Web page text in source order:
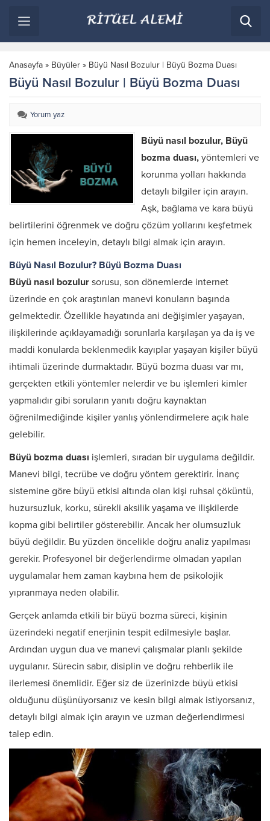
Anasayfa » Büyüler » Büyü Nasıl Bozulur | Büyü Bozma Duası
Büyü Nasıl Bozulur | Büyü Bozma Duası
Yorum yaz
Büyü nasıl bozulur, Büyü
bozma duası, yöntemleri ve
korunma yolları hakkında
detaylı bilgiler için arayın.
Aşk, bağlama ve kara büyü
belirtilerini öğrenmek ve doğru çözüm yollarını keşfetmek
için hemen inceleyin, detaylı bilgi almak için arayın.
Büyü Nasıl Bozulur? Büyü Bozma Duası
Büyü nasıl bozulur sorusu, son dönemlerde internet
üzerinde en çok araştırılan manevi konuların başında
gelmektedir. Özellikle hayatında ani değişimler yaşayan,
ilişkilerinde açıklayamadığı sorunlarla karşılaşan ya da iş ve
maddi konularda beklenmedik kayıplar yaşayan kişiler büyü
ihtimali üzerinde durmaktadır. Büyü bozma duası var mı,
gerçekten etkili yöntemler nelerdir ve bu işlemleri kimler
yapmalıdır gibi soruların yanıtı doğru kaynaktan
öğrenilmediğinde kişiler yanlış yönlendirmelere açık hale
gelebilir.
Büyü bozma duası işlemleri, sıradan bir uygulama değildir.
Manevi bilgi, tecrübe ve doğru yöntem gerektirir. İnanç
sistemine göre büyü etkisi altında olan kişi ruhsal çöküntü,
huzursuzluk, korku, sürekli aksilik yaşama ve ilişkilerde
kopma gibi belirtiler gösterebilir. Ancak her olumsuzluk
büyü değildir. Bu yüzden öncelikle doğru analiz yapılması
gerekir. Profesyonel bir değerlendirme olmadan yapılan
uygulamalar hem zaman kaybına hem de psikolojik
yıpranmaya neden olabilir.
Gerçek anlamda etkili bir büyü bozma süreci, kişinin
üzerindeki negatif enerjinin tespit edilmesiyle başlar.
Ardından uygun dua ve manevi çalışmalar planlı şekilde
uygulanır. Sürecin sabır, disiplin ve doğru rehberlik ile
ilerlemesi önemlidir. Eğer siz de üzerinizde büyü etkisi
olduğunu düşünüyorsanız ve kesin bilgi almak istiyorsanız,
detaylı bilgi almak için arayın ve uzman değerlendirmesi
talep edin.